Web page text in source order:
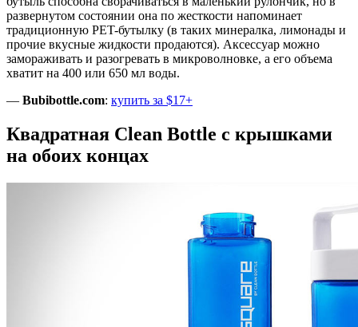
развернутом состоянии она по жесткости напоминает
традиционную PET-бутылку (в таких минералка, лимонады и
прочие вкусные жидкости продаются). Аксессуар можно
замораживать и разогревать в микроволновке, а его объема
хватит на 400 или 650 мл воды.
— Bubibottle.com: купить за $17+
Квадратная Clean Bottle с крышками
на обоих концах